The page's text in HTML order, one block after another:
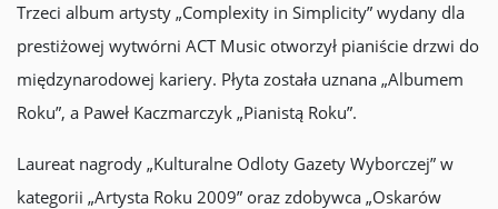
Trzeci album artysty „Complexity in Simplicity” wydany dla
prestiżowej wytwórni ACT Music otworzył pianiście drzwi do
międzynarodowej kariery. Płyta została uznana „Albumem
Roku”, a Paweł Kaczmarczyk „Pianistą Roku”.
Laureat nagrody „Kulturalne Odloty Gazety Wyborczej” w
kategorii „Artysta Roku 2009” oraz zdobywca „Oskarów